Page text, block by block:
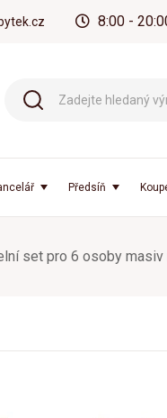
8:00 -
Předsíň
set pro 6 osoby masiv